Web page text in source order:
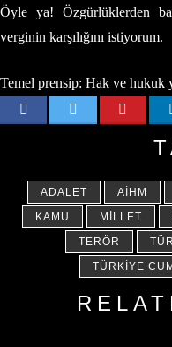
Öyle ya! Özgürlüklerden
verginin karşılığını istiyorum.
Temel prensip: Hak ve hukuk
ADALET AİHM
KAMU
MILLET
TERÖR
TÜRKIYE